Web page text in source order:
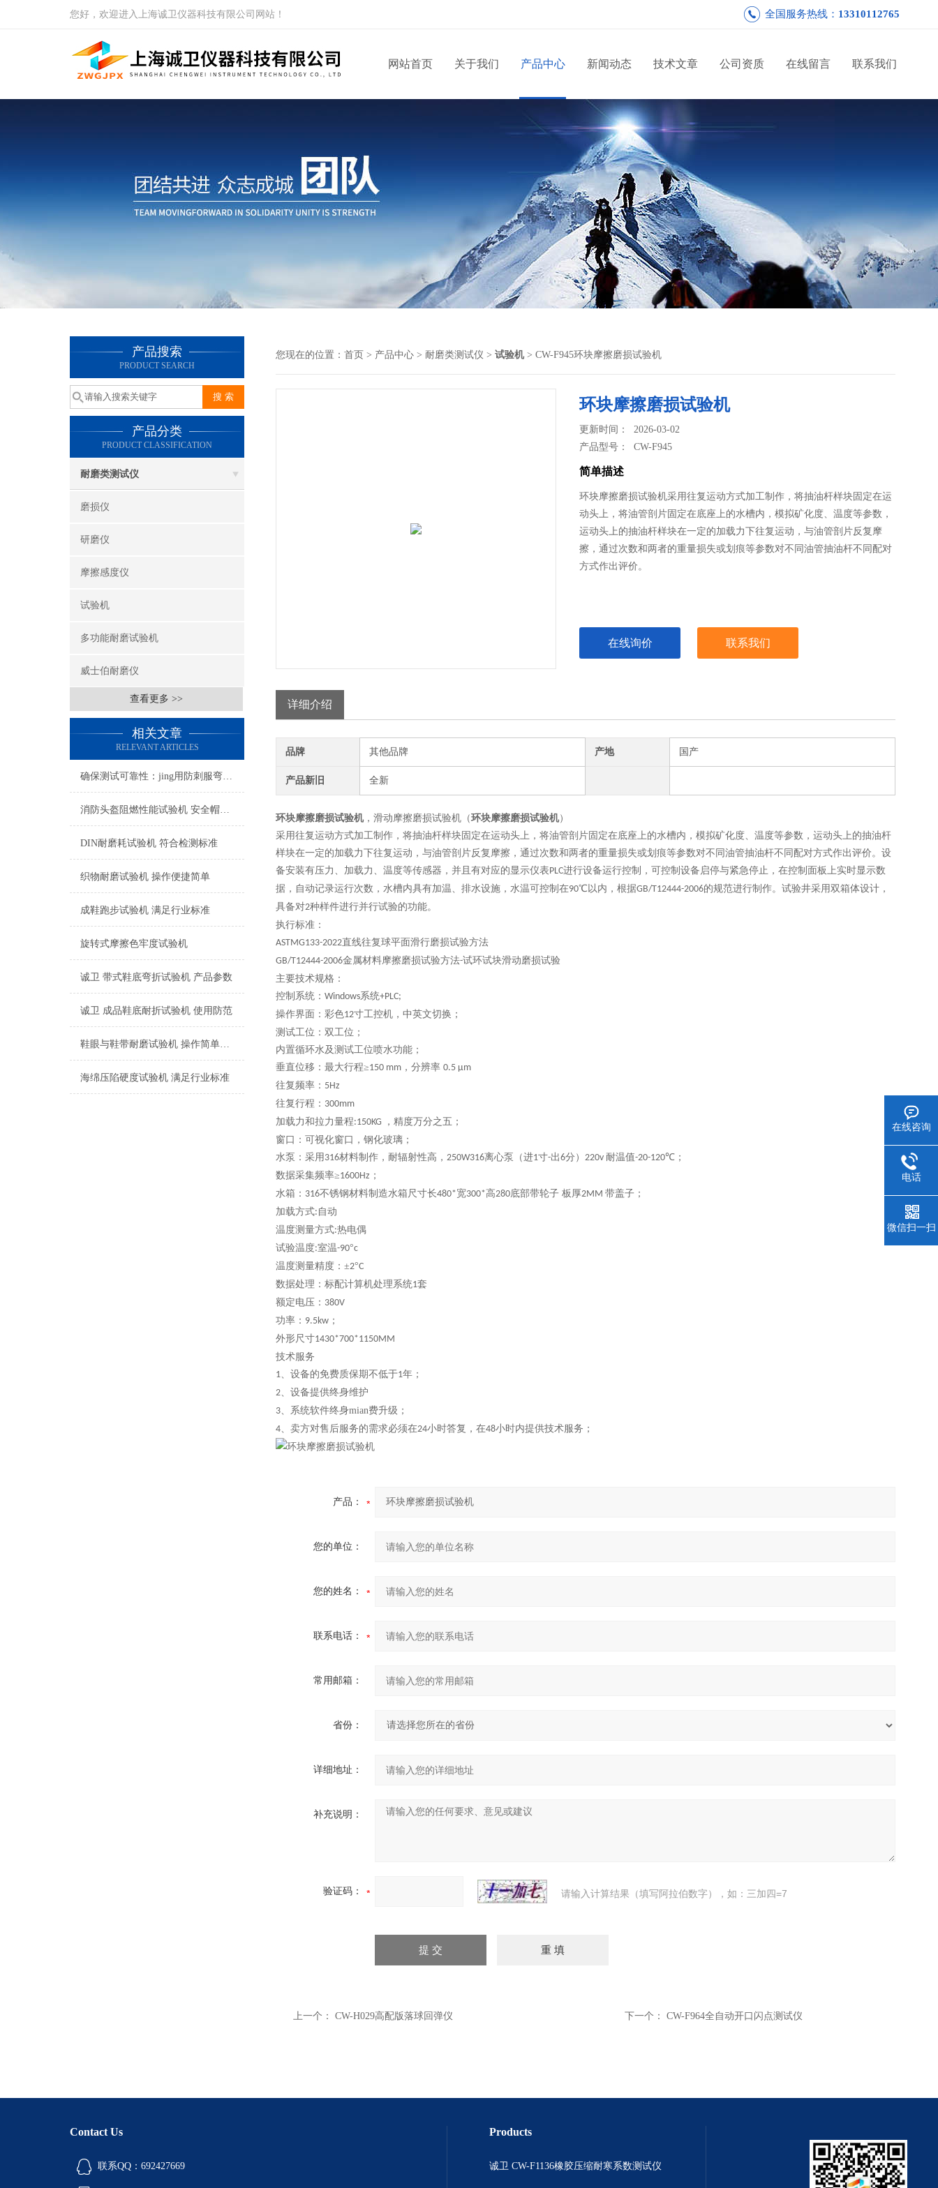
您好，欢迎进入上海诚卫仪器科技有限公司网站！ 全国服务热线： 13310112765
网站首页 关于我们 产品中心 新闻动态 技术文章 公司资质 在线留言 联系我们
产品搜索
PRODUCT SEARCH
产品分类
PRODUCT CLASSIFICATION
耐磨类测试仪
磨损仪
研磨仪
摩擦感度仪
试验机
多功能耐磨试验机
威士伯耐磨仪
查看更多 >>
相关文章
RELEVANT ARTICLES
确保测试可靠性：jing用防刺服弯曲度测试仪的校准与维护技术
消防头盔阻燃性能试验机 安全帽耐燃性能测试仪
DIN耐磨耗试验机 符合检测标准
织物耐磨试验机 操作便捷简单
成鞋跑步试验机 满足行业标准
旋转式摩擦色牢度试验机
诚卫 带式鞋底弯折试验机 产品参数
诚卫 成品鞋底耐折试验机 使用防范
鞋眼与鞋带耐磨试验机 操作简单易学
海绵压陷硬度试验机 满足行业标准
您现在的位置： 首页 > 产品中心 > 耐磨类测试仪 > 试验机> CW-F945环块摩擦磨损试验机
环块摩擦磨损试验机
更新时间： 2026-03-02
产品型号：CW-F945
简单描述
环块摩擦磨损试验机采用往复运动方式加工制作，将抽油杆样块固定在运
动头上，将油管剖片固定在底座上的水槽内，模拟矿化度、温度等参数，
运动头上的抽油杆样块在一定的加载力下往复运动，与油管剖片反复摩
擦，通过次数和两者的重量损失或划痕等参数对不同油管抽油杆不同配对
方式作出评价。
在线询价 联系我们
详细介绍
品牌 其他品牌 产地 国产
产品新旧 全新
环块摩擦磨损试验机， 滑动摩擦磨损试验机（环块摩擦磨损试验机）
采用往复运动方式加工制作，将抽油杆样块固定在运动头上，将油管剖片固定在底座上的水槽内，模拟矿化度、温度等参数，运动头上的抽油杆
样块在一定的加载力下往复运动，与油管剖片反复摩擦，通过次数和两者的重量损失或划痕等参数对不同油管抽油杆不同配对方式作出评价。设
备安装有压力 、 加载力 、 温度等传感器，并且有对应的显示仪表PLC进行设备运行控制，可控制设备启停与紧急停止 ， 在控制面板上实时显示数
据，自动记录运行次数，水槽内具有加温、排水设施， 水温可控制在90℃以内 ， 根据GB/T12444-2006的规范进行制作。 试验井采用双箱体设计，
具备对2种样件进行并行试验的功能。
执行标准：
ASTMG133-2022直线往复球平面滑行磨损试验方法
GB/T12444-2006金属材料摩擦磨损试验方法-试环试块滑动磨损试验
主要技术规格：
控制系统： Windows系统+PLC;
操作界面：彩色12寸工控机，中英文切换；
测试工位：双工位；
内置循环水及测试工位喷水功能；
垂直位移：最大行程≥150 mm ，分辨率 0.5 µm
往复频率： 5Hz
往复行程： 300mm
加载力和拉力量程:150KG ， 精度万分之五 ；
窗口：可视化窗口，钢化玻璃；
水泵：采用 316材料制作，耐辐射性高， 250W316离心泵（进1寸-出6分） 220v 耐温值-20-120℃；
数据采集频率≥1600Hz ；
水箱： 316不锈钢材料制造水箱尺寸长480*宽300*高280底部带轮子 板厚2MM 带盖子；
加载方式: 自动
温度测量方式:热电偶
试验温度:室温-90°c
温度测量精度：±2°C
数据处理：标配计算机处理系统1套
额定电压： 380V
功率： 9.5kw ；
外形尺寸1430*700*1150MM
技术服务
1、设备的免费质保期不低于1年；
2、设备提供终身维护
3、系统软件终身mian费升级；
4、卖方对售后服务的需求必须在24小时答复，在48小时内提供技术服务；
产品：
您的单位：
您的姓名：
联系电话：
常用邮箱：
省份：
详细地址：
补充说明：
验证码： 请输入计算结果（填写阿拉伯数字），如：三加四=7
上一个： CW-H029高配版落球回弹仪 下一个： CW-F964全自动开口闪点测试仪
Contact Us
联系QQ：692427669
Products
诚卫 CW-F1136橡胶压缩耐寒系数测试仪
在线咨询
电话
微信扫一扫